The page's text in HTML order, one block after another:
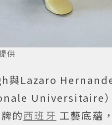
供
與Lazaro
Universitaire）
的西班牙 工藝底蘊